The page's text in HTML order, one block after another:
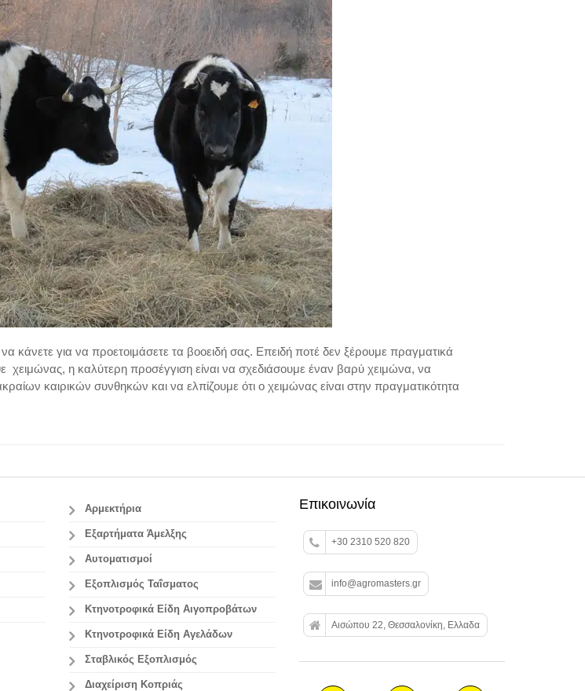
για να προετοιμάσετε τα βοοειδή σας. Επειδή ποτέ δεν ξέρουμε πραγματικά
χειμώνας, η καλύτερη προσέγγιση είναι να σχεδιάσουμε έναν βαρύ χειμώνα, να
καιρικών συνθηκών και να ελπίζουμε ότι ο χειμώνας είναι στην πραγματικότητα
Αρμεκτήρια
Εξαρτήματα Άμελξης
Αυτοματισμοί
Εξοπλισμός Ταΐσματος
Κτηνοτροφικά Είδη Αιγοπροβάτων
Κτηνοτροφικά Είδη Αγελάδων
Σταβλικός Εξοπλισμός
Διαχείριση Κοπριάς
Επικοινωνία
+30 2310 520 820
info@agromasters.gr
Αισώπου 22, Θεσσαλονίκη, Ελλαδα